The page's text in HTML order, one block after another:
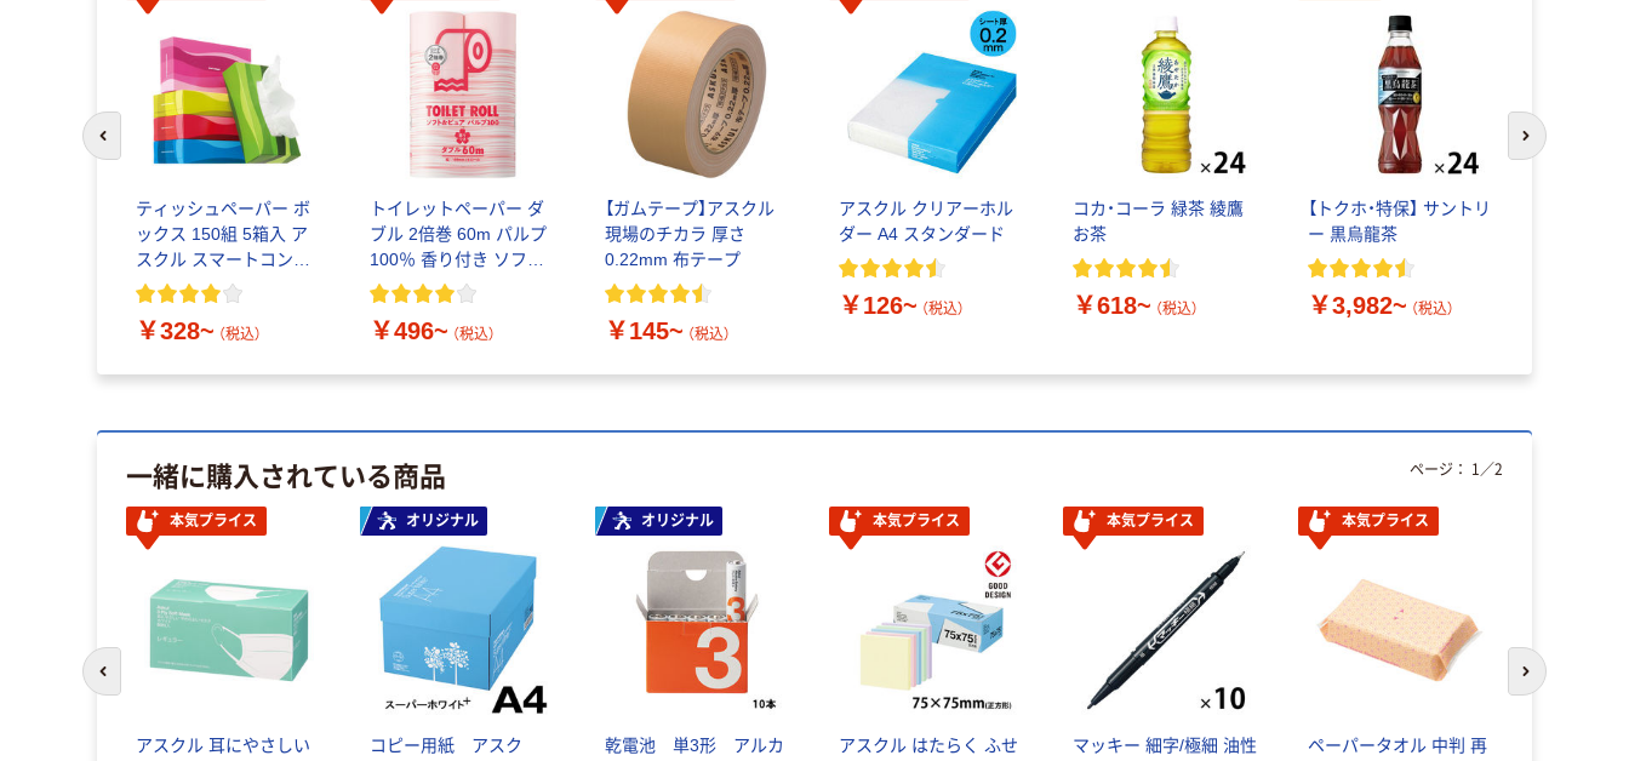
ティッシュペーパー ボ
ックス 150組 5箱入 ア
スクル スマートコンパ
クト ビビッド PEFC認
￥328~ （税込）
トイレットペーパー ダ
ブル 2倍巻 60m パルプ
100％ 香り付き ソフト&
ピュア オリジナル
￥496~ （税込）
【ガムテープ】アスクル
現場のチカラ 厚さ
0.22mm 布テープ
￥145~ （税込）
アスクル クリアーホル
ダー A4 スタンダード
￥126~ （税込）
コカ・コーラ 緑茶 綾鷹
お茶
￥618~ （税込）
【トクホ・特保】 サントリ
ー 黒烏龍茶
￥3,982~ （税込）
前のスライドへ 次のスライド
一緒に購入されている商品
本気プライス
アスクル 耳にやさしい
オリジナル
コピー用紙 アスク
オリジナル
乾電池 単3形 アルカ
本気プライス
アスクル はたらく ふせ
本気プライス
マッキー 細字/極細 油性
本気プライス
ペーパータオル 中判 再
ページ： 1 ／2
次のスライド